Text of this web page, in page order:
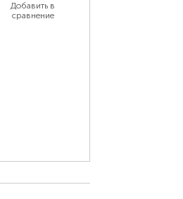
Добавить в
сравнение